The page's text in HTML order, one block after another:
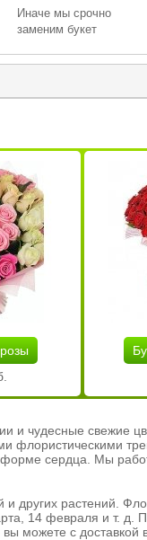
Иначе мы срочно
заменим букет
и чудесные свежие
флористическими
форме сердца. Мы
других растений.
14 февраля и т. д.
можете с доставкой